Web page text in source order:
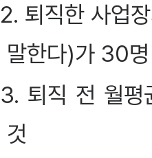
2. 퇴직한 사업
말한다)가 30
3. 퇴직 전 월평
것